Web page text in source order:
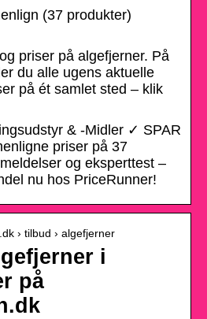
(37 produkter)
priser på algefjerner. På
du alle ugens aktuelle
på ét samlet sted – klik
& -Midler ✓ SPAR
priser på 37
og eksperttest –
nu hos PriceRunner!
› tilbud › algefjerner
i
på